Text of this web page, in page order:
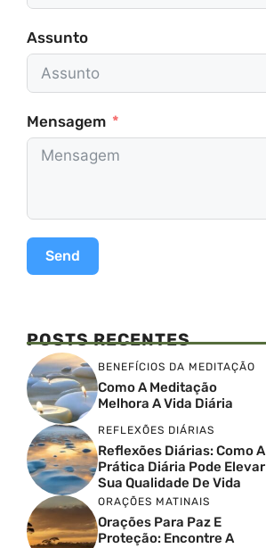
Assunto
Mensagem
Send
POSTS RECENTES
BENEFÍCIOS DA MEDITAÇÃO
Como A Meditação
Melhora A Vida Diária
REFLEXÕES DIÁRIAS
Reflexões Diárias: Como A
Prática Diária Pode Elevar
Sua Qualidade De Vida
ORAÇÕES MATINAIS
Orações Para Paz E
Proteção: Encontre A